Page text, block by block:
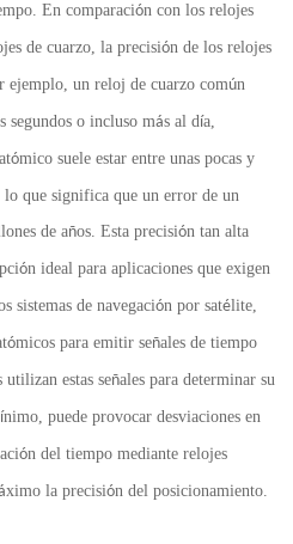
En comparación con los relojes
de cuarzo, la precisión de los relojes
ejemplo, un reloj de cuarzo común
segundos o incluso más al día,
ómico suele estar entre unas pocas y
lo que significa que un error de un
de años. Esta precisión tan alta
ón ideal para aplicaciones que exigen
sistemas de navegación por satélite,
ómicos para emitir señales de tiempo
utilizan estas señales para determinar su
ínimo, puede provocar desviaciones en
ón del tiempo mediante relojes
ximo la precisión del posicionamiento.